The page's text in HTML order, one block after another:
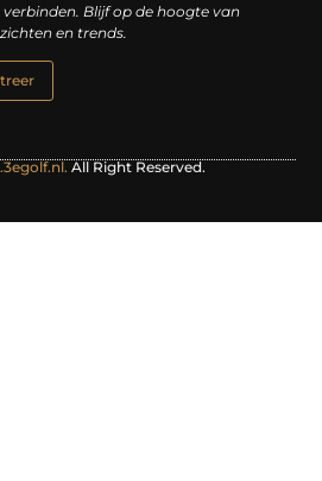
Blijf op de hoogte van
en trends.
All Right Reserved.